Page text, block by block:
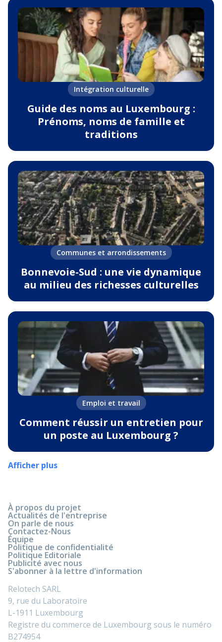
Intégration culturelle
Guide des noms au Luxembourg :
Prénoms, noms de famille et
traditions
Communes et arrondissements
Bonnevoie-Sud : une vie dynamique
au milieu des richesses culturelles
Emploi et travail
Comment réussir un entretien pour
un poste au Luxembourg ?
Afficher plus
À propos du projet
Actualités de l'entreprise
On parle de nous
Contactez-Nous
Équipe
Politique de confidentialité
Politique Editoriale
Publicité avec nous
S'abonner à la lettre d'information
Relotech SARL
9, rue du Laboratoire
L-1911 Luxembourg
Registre du commerce de Luxembourg sous le numéro
B274954